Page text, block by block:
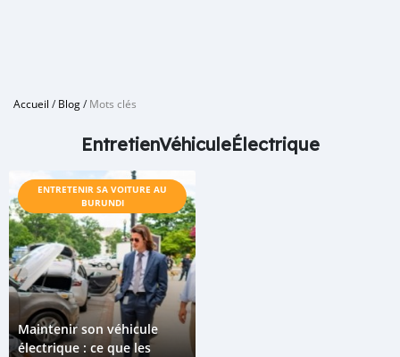
Accueil /Blog/Mots clés
EntretienVéhiculeÉlectrique
ENTRETENIR SA VOITURE AU
BURUNDI
Maintenir son véhicule
électrique : ce que les